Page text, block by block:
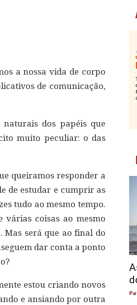
a nossa vida de corpo
de comunicação,
dos papéis que
muito peculiar: o das
queiramos responder a
de estudar e cumprir as
tudo ao mesmo tempo.
várias coisas ao mesmo
Mas será que ao final do
dar conta a ponto
estou criando novos
e ansiando por outra